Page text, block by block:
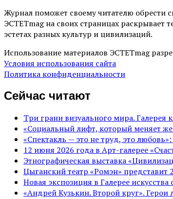
Журнал поможет своему читателю обрести
ЭСТЕТmag на своих страницах раскрывает
эстетах разных культур и цивилизаций.
Использование материалов ЭСТЕТmag
Условия использования сайта
Политика конфиденциальности
Сейчас читают
Три грани визуального мира.
«Социальный лифт, который меняет
«Спектакль — это не труд, это
12 июня 2026 года в Арт-галерее
Этнографическая выставка
Цыганский театр «Ромэн» представит
Новая экспозиция в Галерее
«Андрей Кузькин. Второй круг».